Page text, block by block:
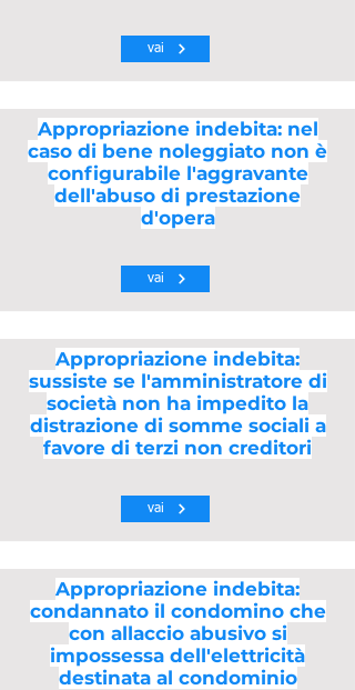
vai
Appropriazione indebita: nel
caso di bene noleggiato non è
configurabile l'aggravante
dell'abuso di prestazione
d'opera
vai
Appropriazione indebita:
sussiste se l'amministratore di
società non ha impedito la
distrazione di somme sociali a
favore di terzi non creditori
vai
Appropriazione indebita:
condannato il condomino che
con allaccio abusivo si
impossessa dell'elettricità
destinata al condominio